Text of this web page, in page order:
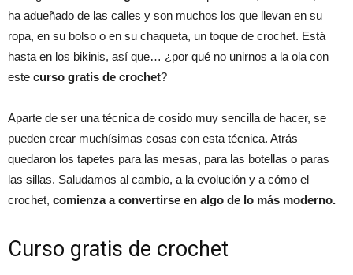
ha adueñado de las calles y son muchos los que llevan en su
ropa, en su bolso o en su chaqueta, un toque de crochet. Está
hasta en los bikinis, así que… ¿por qué no unirnos a la ola con
este curso gratis de crochet?
Aparte de ser una técnica de cosido muy sencilla de hacer, se
pueden crear muchísimas cosas con esta técnica. Atrás
quedaron los tapetes para las mesas, para las botellas o paras
las sillas. Saludamos al cambio, a la evolución y a cómo el
crochet, comienza a convertirse en algo de lo más moderno.
Curso gratis de crochet